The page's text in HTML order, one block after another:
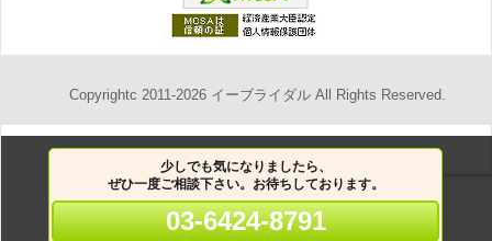
Copyrightc 2011-2026 イーブライダルAll Rights Reserved.
少しでも気になりましたら、
ぜひ一度ご相談下さい。お待ちしております。
03-6424-8791